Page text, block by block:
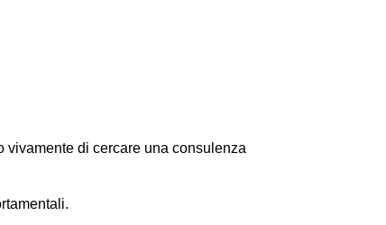
vivamente di cercare una consulenza